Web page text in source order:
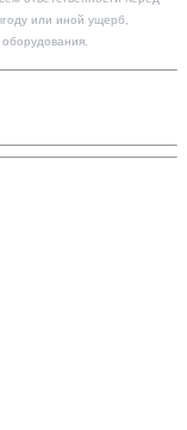
или иной ущерб,